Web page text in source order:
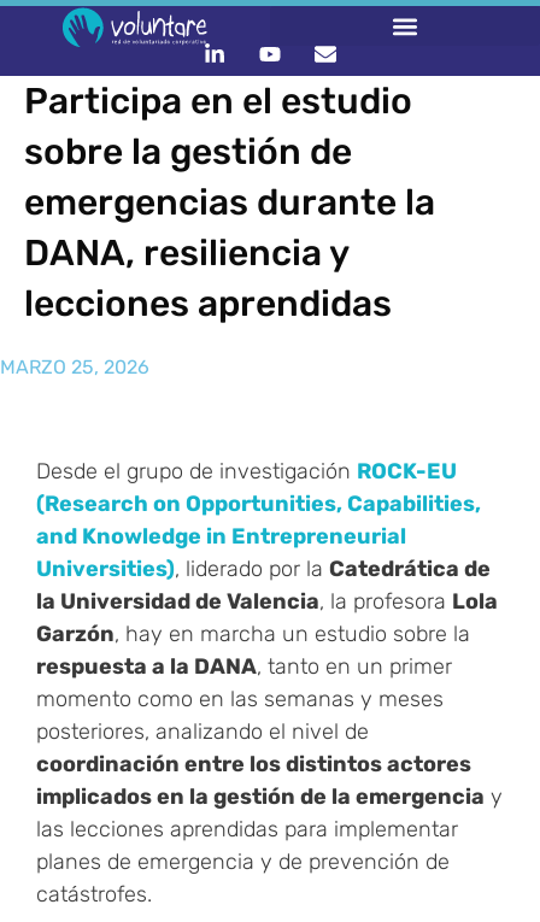
Participa en el estudio
sobre la gestión de
emergencias durante la
DANA, resiliencia y
lecciones aprendidas
MARZO 25, 2026
Desde el grupo de investigación ROCK-EU
(Research on Opportunities, Capabilities,
and Knowledge in Entrepreneurial
Universities), liderado por la Catedrática de
la Universidad de Valencia, la profesora Lola
Garzón, hay en marcha un estudio sobre la
respuesta a la DANA, tanto en un primer
momento como en las semanas y meses
posteriores, analizando el nivel de
coordinación entre los distintos actores
implicados en la gestión de la emergencia y
las lecciones aprendidas para implementar
planes de emergencia y de prevención de
catástrofes.